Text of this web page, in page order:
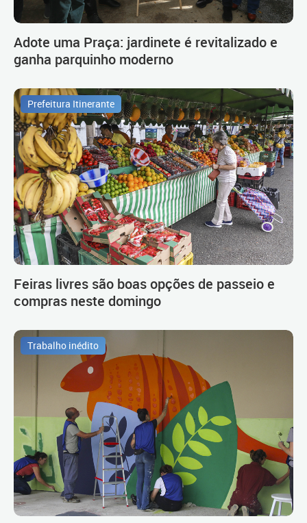
Adote uma Praça: jardinete é revitalizado e
ganha parquinho moderno
Prefeitura Itinerante
Feiras livres são boas opções de passeio e
compras neste domingo
Trabalho inédito